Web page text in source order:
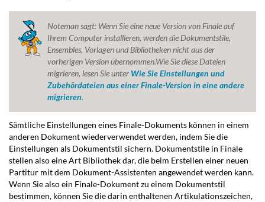
Noteman sagt: Wenn Sie eine neue Version von Finale auf
Ihrem Computer installieren, werden die Dokumentstile,
Ensembles, Vorlagen und Bibliotheken nicht aus der
vorherigen Version übernommen.Wie Sie diese Dateien
migrieren, lesen Sie unter Wie Sie Einstellungen und
Zubehördateien aus einer Finale-Version in eine andere
migrieren.
Sämtliche Einstellungen eines Finale-Dokuments können in einem
anderen Dokument wiederverwendet werden, indem Sie die
Einstellungen als Dokumentstil sichern. Dokumentstile in Finale
stellen also eine Art Bibliothek dar, die beim Erstellen einer neuen
Partitur mit dem Dokument-Assistenten angewendet werden kann.
Wenn Sie also ein Finale-Dokument zu einem Dokumentstil
bestimmen, können Sie die darin enthaltenen Artikulationszeichen,